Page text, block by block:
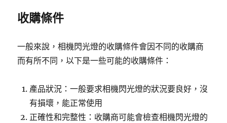
收購條件
一般來說，相機閃光燈的收購條件會因不同的收購商
而有所不同，以下是一些可能的收購條件：
產品狀況：一般要求相機閃光燈的狀況要良好，沒
有損壞，能正常使用
正確性和完整性：收購商可能會檢查相機閃光燈的